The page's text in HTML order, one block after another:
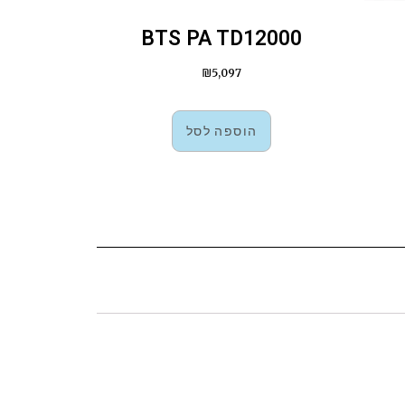
BTS PA TD12000
₪5,097
הוספה לסל